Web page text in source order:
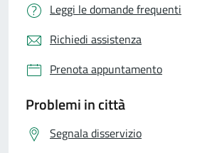
Leggi le domande frequenti
Richiedi assistenza
Prenota appuntamento
Problemi in città
Segnala disservizio